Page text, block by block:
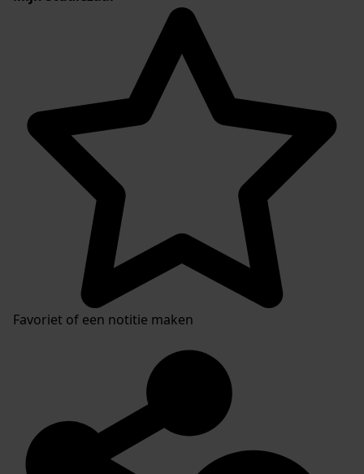
Favoriet of een notitie maken